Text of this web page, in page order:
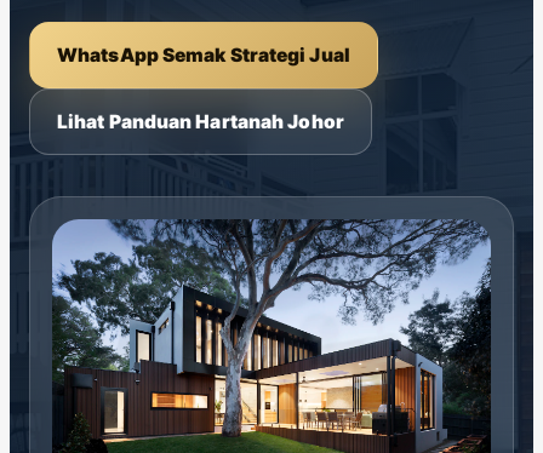
WhatsApp Semak Strategi Jual
Lihat Panduan Hartanah Johor